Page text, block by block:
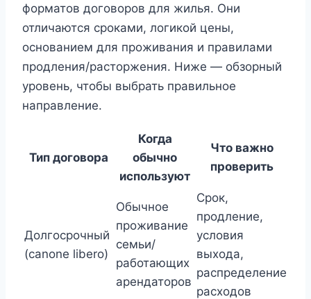
форматов договоров для жилья. Они
отличаются сроками, логикой цены,
основанием для проживания и правилами
продления/расторжения. Ниже — обзорный
уровень, чтобы выбрать правильное
направление.
Тип договора
Когда
обычно
используют
Что важно
проверить
Долгосрочный
(canone libero)
Обычное
проживание
семьи/
работающих
арендаторов
Срок,
продление,
условия
выхода,
распределение
расходов